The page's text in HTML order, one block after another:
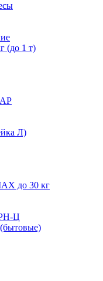
(до 1 т)
Л)
до 30 кг
Ц